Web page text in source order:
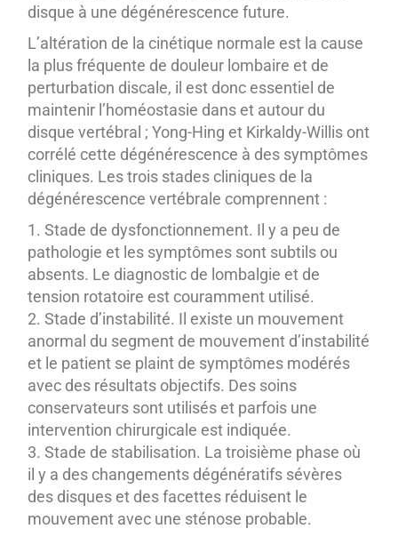
disque à une dégénérescence future.
L’altération de la cinétique normale est la cause
la plus fréquente de douleur lombaire et de
perturbation discale, il est donc essentiel de
maintenir l’homéostasie dans et autour du
disque vertébral ; Yong-Hing et Kirkaldy-Willis ont
corrélé cette dégénérescence à des symptômes
cliniques. Les trois stades cliniques de la
dégénérescence vertébrale comprennent :
Stade de dysfonctionnement. Il y a peu de
pathologie et les symptômes sont subtils ou
absents. Le diagnostic de lombalgie et de
tension rotatoire est couramment utilisé.
Stade d’instabilité. Il existe un mouvement
anormal du segment de mouvement d’instabilité
et le patient se plaint de symptômes modérés
avec des résultats objectifs. Des soins
conservateurs sont utilisés et parfois une
intervention chirurgicale est indiquée.
Stade de stabilisation. La troisième phase où
il y a des changements dégénératifs sévères
des disques et des facettes réduisent le
mouvement avec une sténose probable.